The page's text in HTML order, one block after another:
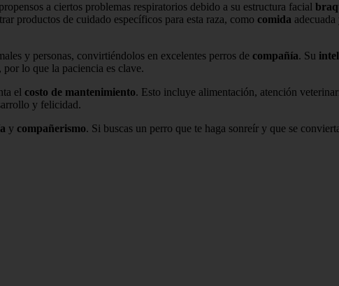
a ciertos problemas respiratorios debido a su estructura facial
productos de cuidado específicos para esta raza, como comida
y personas, convirtiéndolos en excelentes perros de compañía. Su
lo que la paciencia es clave.
el costo de mantenimiento. Esto incluye alimentación, atención
y felicidad.
y compañerismo. Si buscas un perro que te haga sonreír y que se